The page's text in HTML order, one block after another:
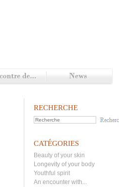
RECHERCHE
CATÉGORIES
Beauty of your skin
Longevity of your body
Youthful spirit
An encounter with...